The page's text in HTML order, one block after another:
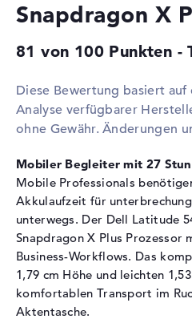
RAM
Installiert
16
Technologie
Festplatte
Schnittstelle
PCIe
Optische Speicher
Laufwerks-Typ
Display
Display-Typ
14"
Max. Auflösung
Auflösungstyp
Snapdragon X
81 von 100 Punkten -
Diese Bewertung basiert auf
Analyse verfügbarer
ohne Gewähr. Änderungen
Mobiler Begleiter mit 27
Mobile Professionals
Akkulaufzeit für
unterwegs. Der Dell Latitude
Snapdragon X Plus
Business-Workflows. Das
1,79 cm Höhe und leichten
komfortablen Transport im
Aktentasche.